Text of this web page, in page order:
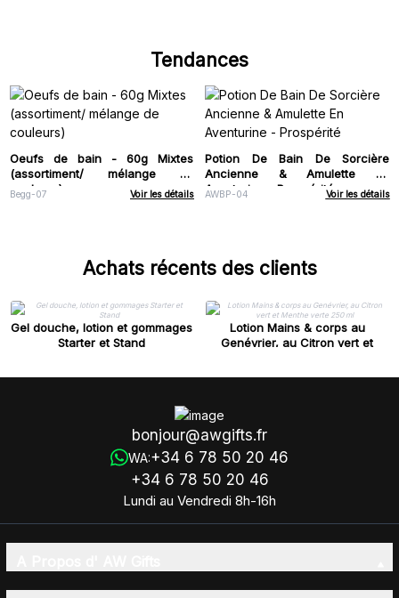
Tendances
Oeufs de bain - 60g Mixtes
(assortiment/ mélange de
couleurs)
Begg-07 Voir les détails
Potion De Bain De Sorcière
Ancienne & Amulette En
Aventurine - Prospérité
AWBP-04 Voir les détails
Achats récents des clients
Gel douche, lotion et gommages
Starter et Stand
Lotion Mains & corps au
Genévrier, au Citron vert et
bonjour@awgifts.fr
WA:+34 6 78 50 20 46
+34 6 78 50 20 46
Lundi au Vendredi 8h-16h